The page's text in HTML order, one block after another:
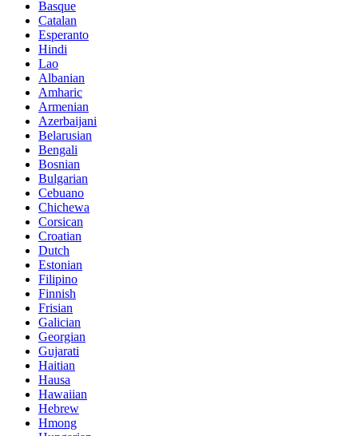
Basque
Catalan
Esperanto
Hindi
Lao
Albanian
Amharic
Armenian
Azerbaijani
Belarusian
Bengali
Bosnian
Bulgarian
Cebuano
Chichewa
Corsican
Croatian
Dutch
Estonian
Filipino
Finnish
Frisian
Galician
Georgian
Gujarati
Haitian
Hausa
Hawaiian
Hebrew
Hmong